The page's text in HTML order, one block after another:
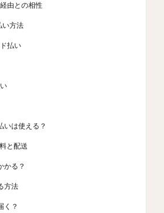
由との相性
い方法
払い
いは使える？
と配送
かる？
方法
く？